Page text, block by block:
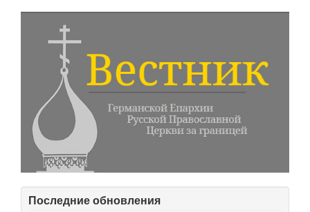
Последние обновления